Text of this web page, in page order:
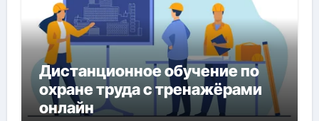
Дистанционное обучение по
охране труда с тренажёрами
онлайн